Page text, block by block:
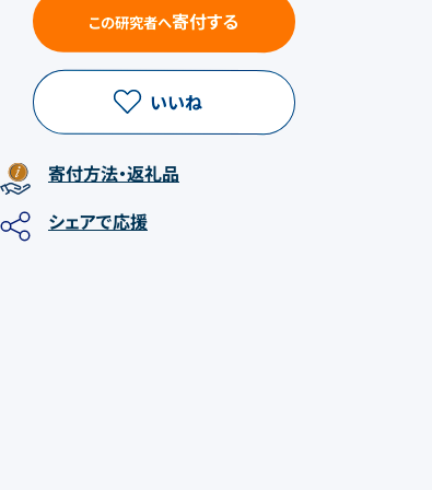
この研究者へ寄付する
いいね
寄付方法・返礼品
シェアで応援